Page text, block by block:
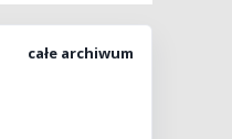
całe archiwum